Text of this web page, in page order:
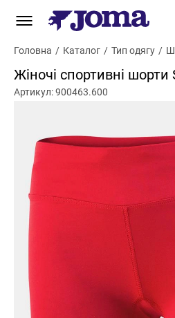
Головна / Каталог / Тип одягу /
Жіночі спортивні шорти
Артикул: 900463.600